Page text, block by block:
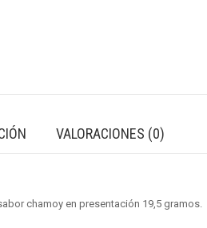
VALORACIONES (0)
chamoy en presentación 19,5 gramos.